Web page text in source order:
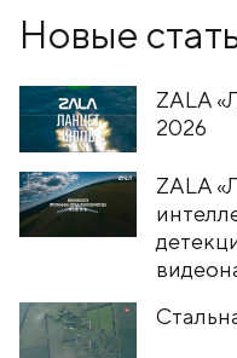
Новые
ZALA
2026
ZALA